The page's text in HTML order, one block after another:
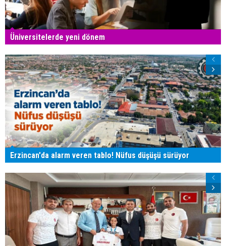
Üniversitelerde yeni dönem
Erzincan'da alarm veren tablo! Nüfus düşüşü sürüyor